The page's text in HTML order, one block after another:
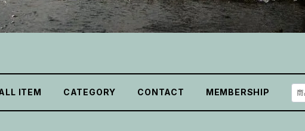
ITEM CATEGORY CONTACT MEMBERSHIP